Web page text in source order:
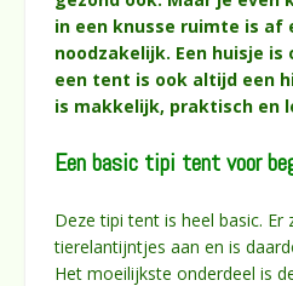
in een knusse ruimte is af
noodzakelijk. Een huisje
een tent is ook altijd een
is makkelijk, praktisch en
Een basic tipi tent voor
Deze tipi tent is heel basic. Er
tierelantijntjes aan en is
Het moeilijkste onderdeel is